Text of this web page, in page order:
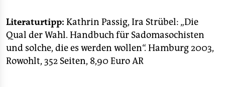
Literaturtipp: Kathrin Passig, Ira Strübel: „Die
Qual der Wahl. Handbuch für Sadomasochisten
und solche, die es werden wollen“. Hamburg 2003,
Rowohlt, 352 Seiten, 8,90 EuroAR